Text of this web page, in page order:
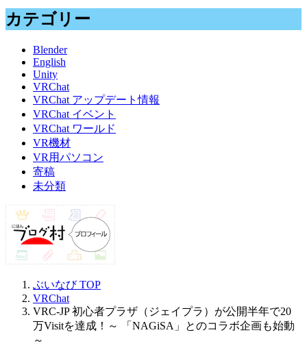
カテゴリー
Blender
English
Unity
VRChat
VRChat アップデート情報
VRChat イベント
VRChat ワールド
VR機材
VR用パソコン
寄稿
未分類
ぶいなびTOP
VRChat
VRC-JP 初心者プラザ（ジェイプラ）が公開半年で20
万Visitを達成！～ 「NAGiSA」とのコラボ企画も始動
～